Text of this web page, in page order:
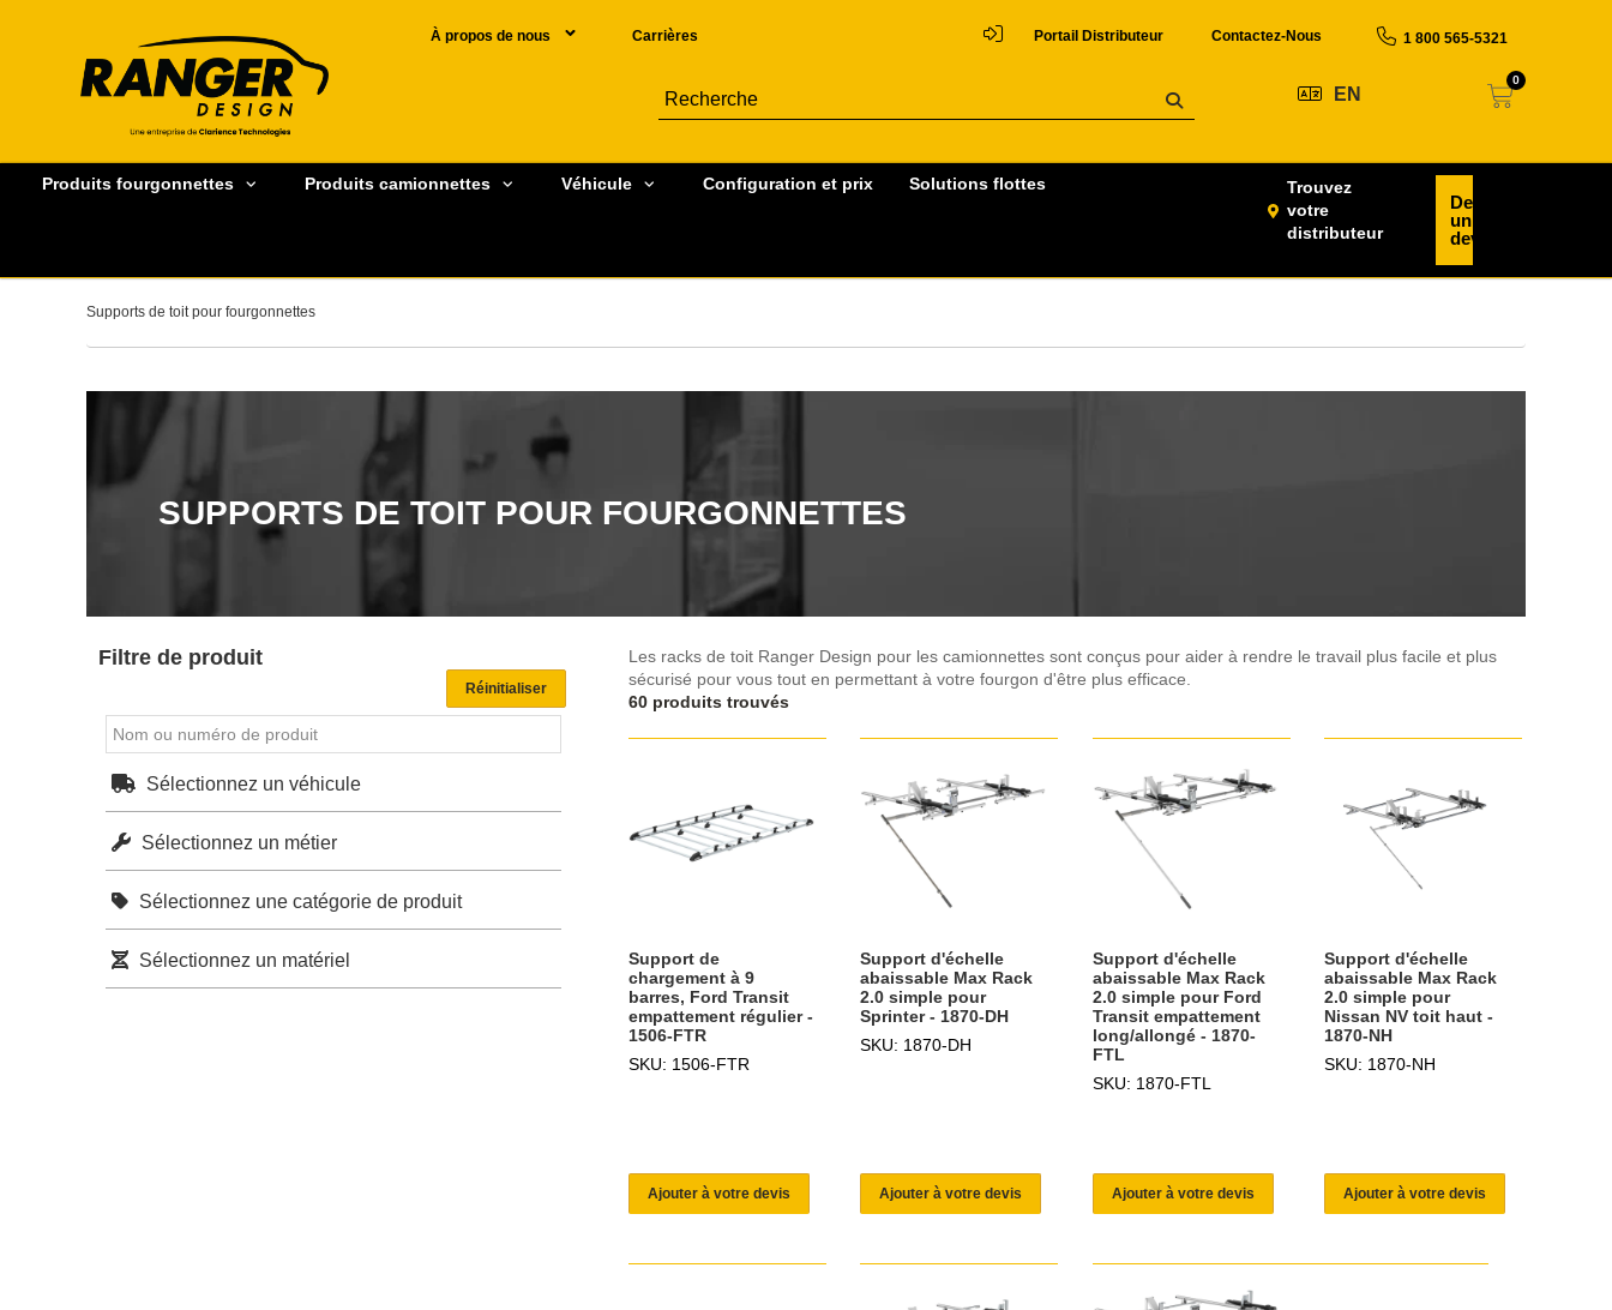
À propos de nous Carrières Portail Distributeur Contactez-Nous 1 800 565-5321
EN
0
Produits fourgonnettes Produits camionnettes Véhicule Configuration et prix Solutions flottes
Trouvez
votre
distributeur
Demander
un
devis
Supports de toit pour fourgonnettes
SUPPORTS DE TOIT POUR FOURGONNETTES
Les racks de toit Ranger Design pour les camionnettes sont conçus pour aider à rendre le travail plus facile et plus
sécurisé pour vous tout en permettant à votre fourgon d'être plus efficace.
60 produits trouvés
Support de
chargement à 9
barres, Ford Transit
empattement régulier -
1506-FTR
SKU: 1506-FTR
Ajouter à votre devis
Support d'échelle
abaissable Max Rack
2.0 simple pour
Sprinter - 1870-DH
SKU: 1870-DH
Ajouter à votre devis
Support d'échelle
abaissable Max Rack
2.0 simple pour Ford
Transit empattement
long/allongé - 1870-
FTL
SKU: 1870-FTL
Ajouter à votre devis
Support d'échelle
abaissable Max Rack
2.0 simple pour
Nissan NV toit haut -
1870-NH
SKU: 1870-NH
Ajouter à votre devis
Filtre de produit
Sélectionnez un véhicule
Sélectionnez un métier
Sélectionnez une catégorie de produit
Sélectionnez un matériel